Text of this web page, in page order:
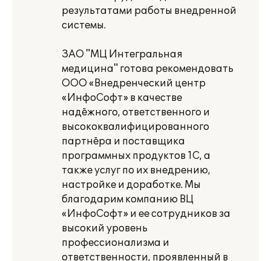
результатами работы внедренной
системы.
ЗАО "МЦ Интегральная
медицина" готова рекомендовать
ООО «Внедренческий центр
«ИнфоСофт» в качестве
надёжного, ответственного и
высококвалифицированного
партнёра и поставщика
программных продуктов 1С, а
также услуг по их внедрению,
настройке и доработке. Мы
благодарим компанию ВЦ
«ИнфоСофт» и ее сотрудников за
высокий уровень
профессионализма и
ответственности, проявленный в